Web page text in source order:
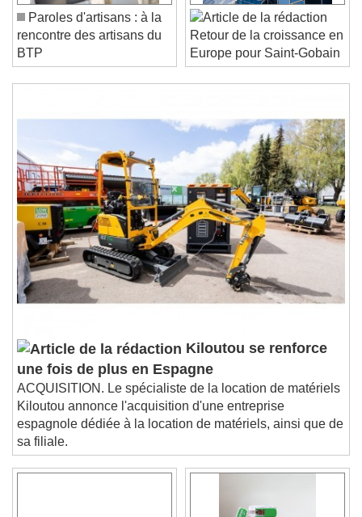
Current Time0:00
/
Duration-:-
Stream TypeLIVE
Seek to live, currently behind liveLIVE
Playback Rate
Chapters
Chapters
Descriptions
descriptions off, selected
Subtitles
subtitles settings, opens subtitles
settings dialog
Audio Track
Picture-in-Picture
Fullscreen
This is a modal window.
Beginning of dialog window. Escape will cancel
and close the window.
Text
Paroles d'artisans : à la
rencontre des artisans du
BTP
Retour de la croissance en
Europe pour Saint-Gobain
Kiloutou se renforce
une fois de plus en Espagne
ACQUISITION. Le spécialiste de la location de matériels
Kiloutou annonce l'acquisition d'une entreprise
espagnole dédiée à la location de matériels, ainsi que de
sa filiale.